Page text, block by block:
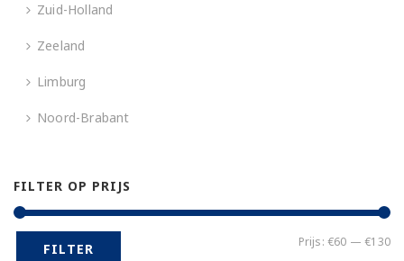
Zuid-Holland
Zeeland
Limburg
Noord-Brabant
FILTER OP PRIJS
FILTER Prijs: €60 —€130